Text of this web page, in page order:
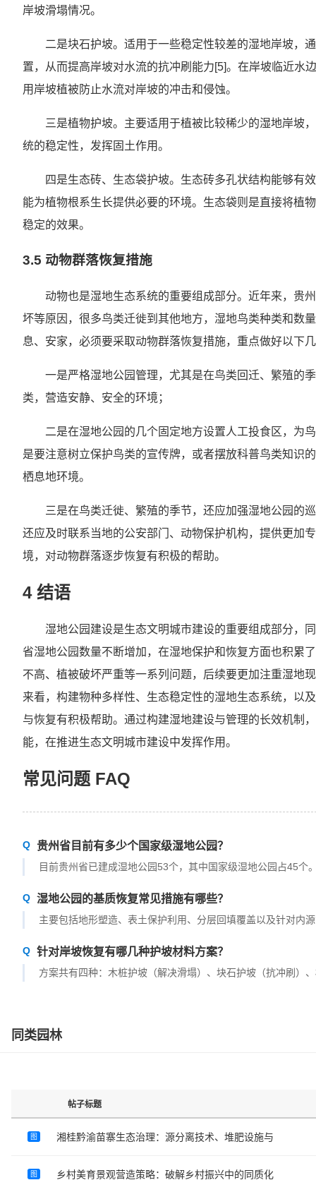
岸坡滑塌情况。
二是块石护坡。适用于一些稳定性较差的湿地岸坡，
置，从而提高岸坡对水流的抗冲刷能力[5]。在岸坡临近水
用岸坡植被防止水流对岸坡的冲击和侵蚀。
三是植物护坡。主要适用于植被比较稀少的湿地岸坡
统的稳定性，发挥固土作用。
四是生态砖、生态袋护坡。生态砖多孔状结构能够有
能为植物根系生长提供必要的环境。生态袋则是直接将植
稳定的效果。
3.5 动物群落恢复措施
动物也是湿地生态系统的重要组成部分。近年来，贵
坏等原因，很多鸟类迁徙到其他地方，湿地鸟类种类和数
息、安家，必须要采取动物群落恢复措施，重点做好以下
一是严格湿地公园管理，尤其是在鸟类回迁、繁殖的
类，营造安静、安全的环境；
二是在湿地公园的几个固定地方设置人工投食区，为
是要注意树立保护鸟类的宣传牌，或者摆放科普鸟类知识
栖息地环境。
三是在鸟类迁徙、繁殖的季节，还应加强湿地公园的
还应及时联系当地的公安部门、动物保护机构，提供更加
境，对动物群落逐步恢复有积极的帮助。
4 结语
湿地公园建设是生态文明城市建设的重要组成部分，
省湿地公园数量不断增加，在湿地保护和恢复方面也积累
不高、植被破坏严重等一系列问题，后续要更加注重湿地
来看，构建物种多样性、生态稳定性的湿地生态系统，以
与恢复有积极帮助。通过构建湿地建设与管理的长效机制
能，在推进生态文明城市建设中发挥作用。
常见问题 FAQ
贵州省目前有多少个国家级湿地公园？
目前贵州省已建成湿地公园53个，其中国家级湿地公园占45个
湿地公园的基质恢复常见措施有哪些？
主要包括地形塑造、表土保护利用、分层回填覆盖以及针对内
针对岸坡恢复有哪几种护坡材料方案？
方案共有四种：木桩护坡（解决滑塌）、块石护坡（抗冲刷）
同类园林
帖子标题
图 湘桂黔渝苗寨生态治理：源分离技术、堆肥设施与
图 乡村美育景观营造策略：破解乡村振兴中的同质化